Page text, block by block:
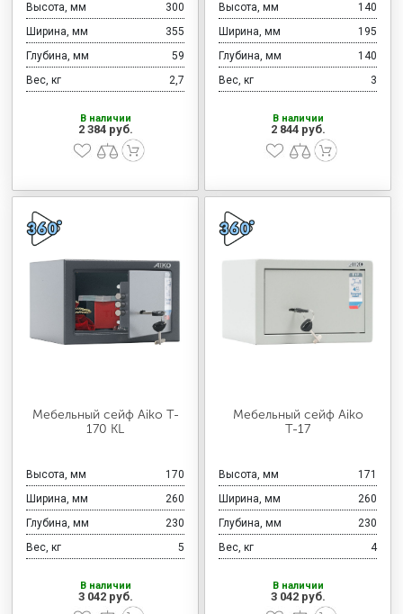
Высота, мм
300
Ширина, мм
355
Глубина, мм
59
Вес, кг
2,7
В наличии
2 384 руб.
Высота, мм
140
Ширина, мм
195
Глубина, мм
140
Вес, кг
3
В наличии
2 844 руб.
Мебельный сейф Aiko T-
170 KL
Высота, мм
170
Ширина, мм
260
Глубина, мм
230
Вес, кг
5
В наличии
3 042 руб.
Мебельный сейф Aiko
Т-17
Высота, мм
171
Ширина, мм
260
Глубина, мм
230
Вес, кг
4
В наличии
3 042 руб.